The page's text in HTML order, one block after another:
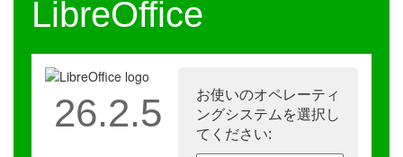
LibreOffice
お使いのオペレーティ
ングシステムを選択し
てください:
26.2.5